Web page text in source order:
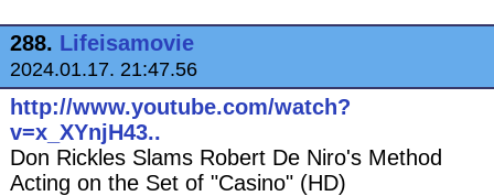
288. Lifeisamovie
2024.01.17. 21:47.56
http://www.youtube.com/watch?
v=x_XYnjH43..
Don Rickles Slams Robert De Niro's Method
Acting on the Set of "Casino" (HD)